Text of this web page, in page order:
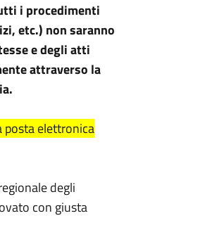
i procedimenti
etc.) non saranno
e degli atti
attraverso la
posta elettronica
degli
con giusta